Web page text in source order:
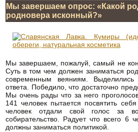
Мы завершаем опрос: «Какой
родновера исконный?»
Мы завершаем, пожалуй, самый не
Суть в том чем должен заниматься
современным веяниям.
ответа. Победило, что достаточно
Мы очень рады что за него
141 человек пытается посвятить
человек отдали свой голос за
собирательство. Радует что всего 6
должны заниматься политикой.